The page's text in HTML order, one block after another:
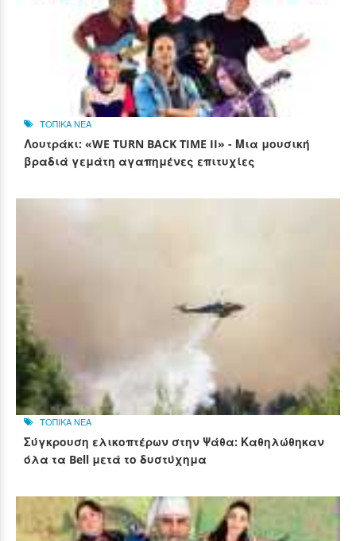
ΤΟΠΙΚΑ ΝΕΑ
Λουτράκι: «WE TURN BACK TIME II» - Μια μουσική
βραδιά γεμάτη αγαπημένες επιτυχίες
ΤΟΠΙΚΑ ΝΕΑ
Σύγκρουση ελικοπτέρων στην Ψάθα: Καθηλώθηκαν
όλα τα Bell μετά το δυστύχημα